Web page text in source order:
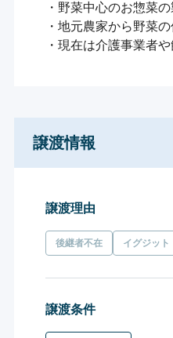
・野菜中心のお惣菜
・地元農家から野菜
・現在は介護事業者
譲渡情報
譲渡理由
後継者不在 イグジット
譲渡条件